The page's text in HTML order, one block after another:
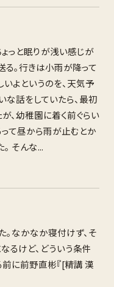
っと眠りが浅い感じが
る。行きは小雨が降って
よというのを、天気予
な話をしていたら、最初
、幼稚園に着く前ぐらい
て昼から雨が止むとか
そんな...
なかなか寝付けず、そ
るけど、どういう条件
に前野直彬『[精講 漢